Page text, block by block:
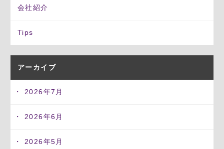
会社紹介
Tips
アーカイブ
2026年7月
2026年6月
2026年5月